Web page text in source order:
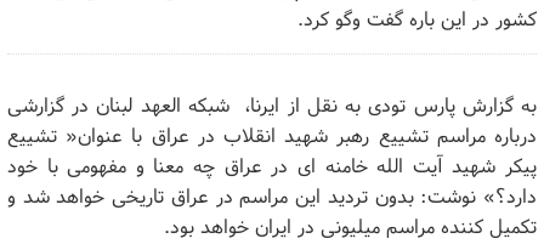
کشور در این باره گفت وگو کرد.
به گزارش پارس تودی به نقل از ایرنا، شبکه العهد لبنان در گزارشی
درباره مراسم تشییع رهبر شهید انقلاب در عراق با عنوان« تشییع
پیکر شهید آیت الله خامنه ای در عراق چه معنا و مفهومی با خود
دارد؟» نوشت: بدون تردید این مراسم در عراق تاریخی خواهد شد و
تکمیل کننده مراسم میلیونی در ایران خواهد بود.